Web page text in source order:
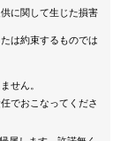
に関して生じた損害
は約束するものでは
せん。
でおこなってくださ